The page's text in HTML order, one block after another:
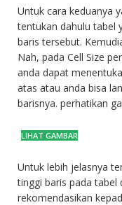
Untuk cara keduanya
tentukan dahulu tabel
baris tersebut.
Nah, pada Cell Size
anda dapat
atas atau anda bisa
barisnya. perhatikan
Untuk lebih jelasnya
tinggi baris pada
rekomendasikan